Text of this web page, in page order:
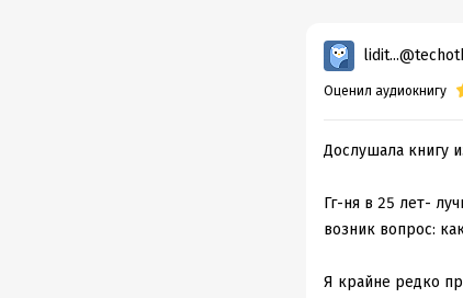
Оценил аудиокнигу
Дослушала книгу
Гг-ня в 25 лет-
возник вопрос:
Я крайне редко